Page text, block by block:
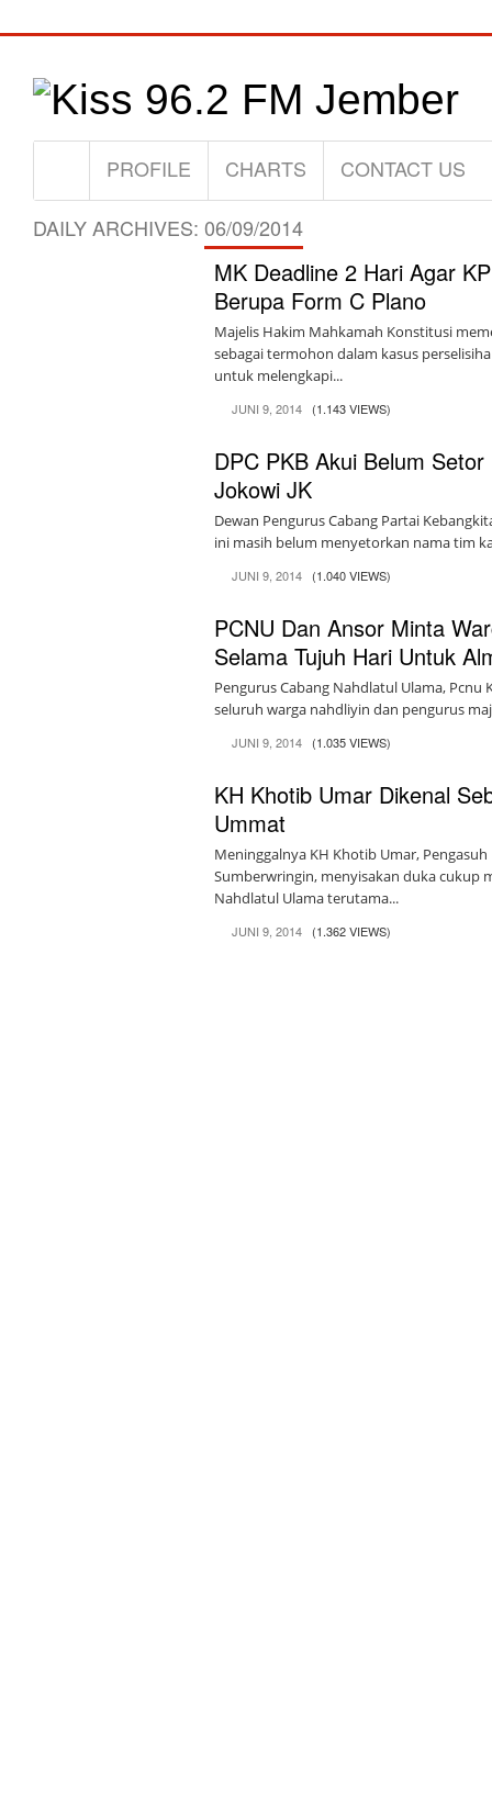
PROFILE CHARTS CONTACT US
DAILY ARCHIVES: 06/09/2014
MK Deadline 2 Hari Agar
Berupa Form C Plano
Majelis Hakim Mahkamah Konstitusi
sebagai termohon dalam kasus
untuk melengkapi...
JUNI 9, 2014 (1.143 VIEWS)
DPC PKB Akui Belum
Jokowi JK
Dewan Pengurus Cabang Partai
ini masih belum menyetorkan nama tim
JUNI 9, 2014 (1.040 VIEWS)
PCNU Dan Ansor Minta
Selama Tujuh Hari Untuk
Pengurus Cabang Nahdlatul Ulama,
seluruh warga nahdliyin dan pengurus
JUNI 9, 2014 (1.035 VIEWS)
KH Khotib Umar Dikenal
Ummat
Meninggalnya KH Khotib Umar,
Sumberwringin, menyisakan duka cukup
Nahdlatul Ulama terutama...
JUNI 9, 2014 (1.362 VIEWS)